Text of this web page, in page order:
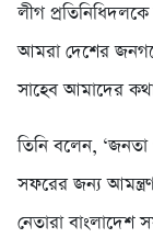
লীগ
আমরা দেশের
সাহেব আমাদের
তিনি বলেন, ‘জনতা
সফরের জন্য
নেতারা বাংলাদেশ